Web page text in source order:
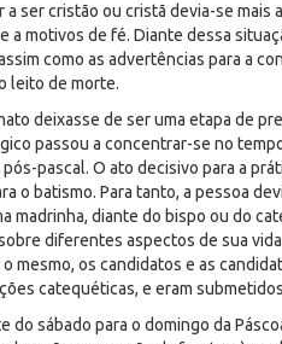
ser cristão ou cristã devia-se mais
a motivos de fé. Diante dessa
como as advertências para a
leito de morte.
deixasse de ser uma etapa de
passou a concentrar-se no
pascal. O ato decisivo para a
o batismo. Para tanto, a pessoa
madrinha, diante do bispo ou do
diferentes aspectos de sua
mesmo, os candidatos e as
catequéticas, e eram
do sábado para o domingo da